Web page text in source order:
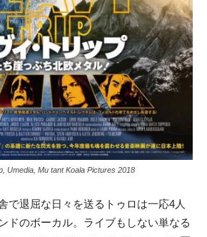
Umedia, Mu tant Koala Pictures 2018
で退屈な日々を送るトゥロは一応4人
ドのボーカル。ライブもしない単なる